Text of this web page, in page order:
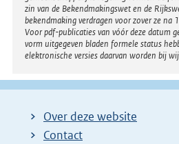
zin van de Bekendmakingswet en de
bekendmaking verdragen voor zover ze na
Voor pdf-publicaties van vóór deze datum
vorm uitgegeven bladen formele status
elektronische versies daarvan worden bij
Over deze website
Contact